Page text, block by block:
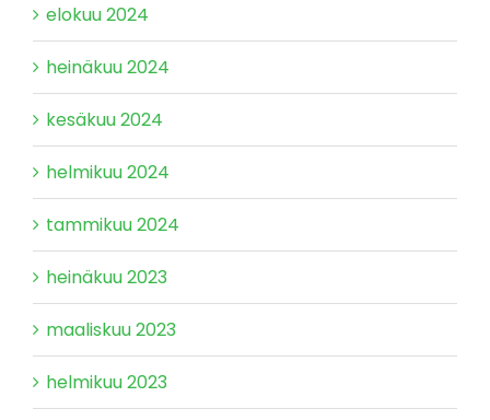
elokuu 2024
heinäkuu 2024
kesäkuu 2024
helmikuu 2024
tammikuu 2024
heinäkuu 2023
maaliskuu 2023
helmikuu 2023